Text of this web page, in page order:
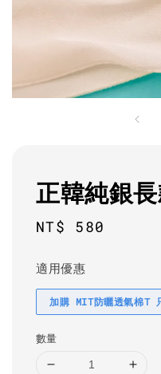
正韓純銀
Regular
NT$ 580
適用優惠
加購 MIT防曬透氣棉T
數量